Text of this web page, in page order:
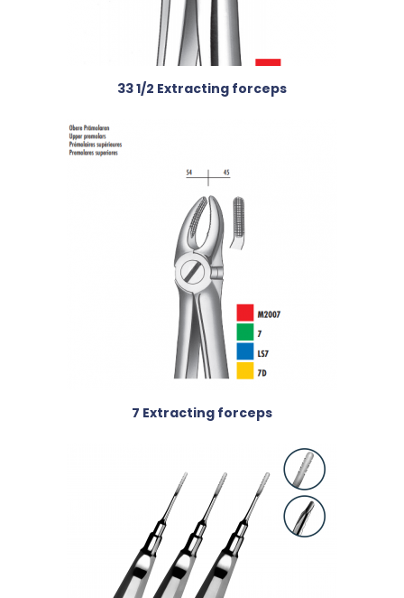
33 1/2 Extracting forceps
7 Extracting forceps